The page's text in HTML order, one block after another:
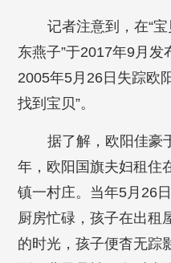
记者注意到，在“
东燕子”于2017年9月发
2005年5月26日失踪欧
找到宝贝”。
据了解，欧阳佳豪
年，欧阳国旗夫妇租住
镇一村庄。当年5月26
厨房忙碌，孩子在出租
的时光，孩子便杳无踪